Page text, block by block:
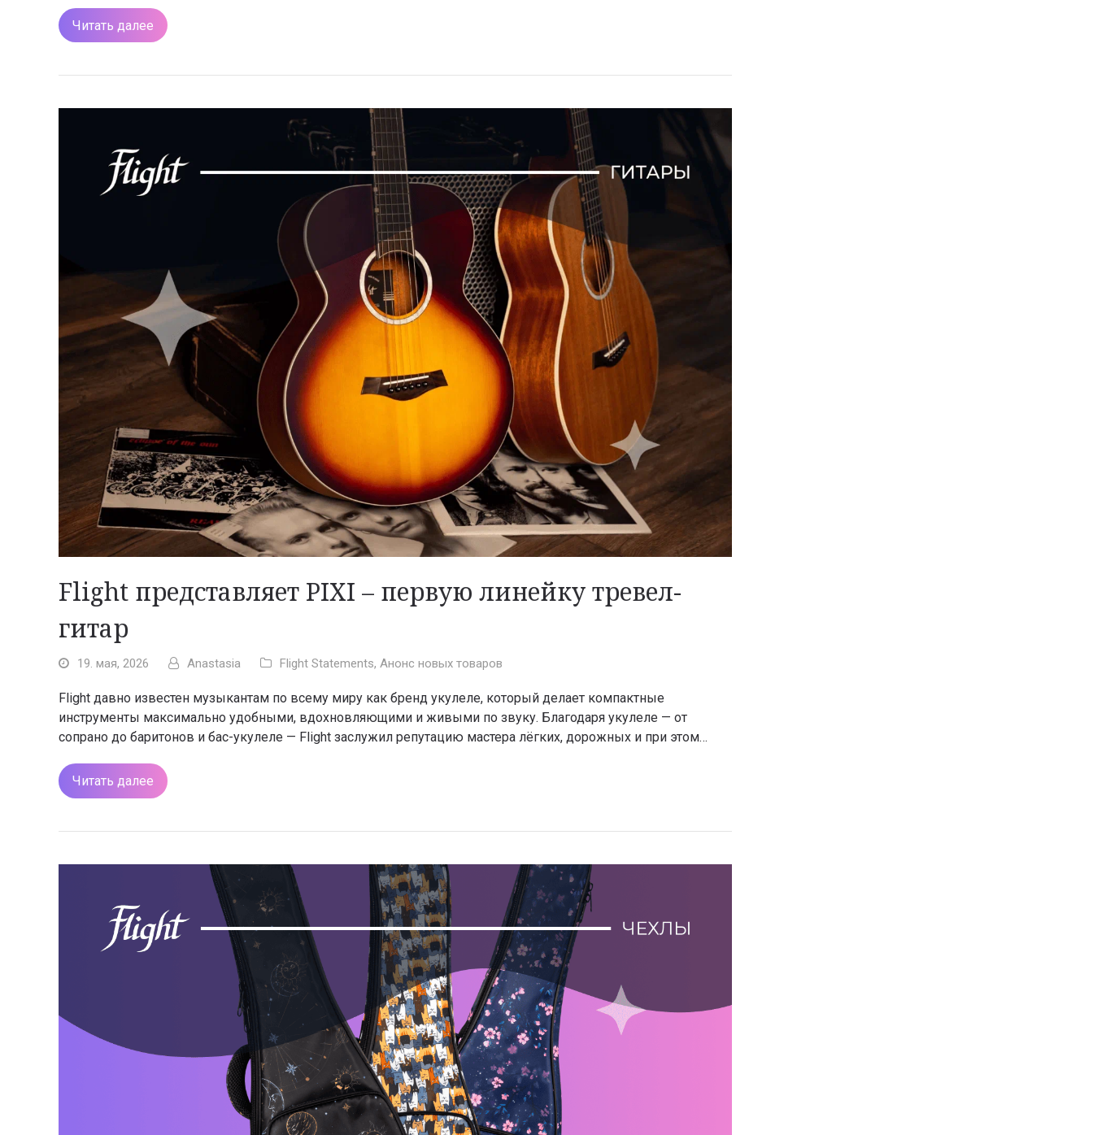
Читать далее
Flight представляет PIXI – первую линейку тревел-
гитар
19. мая, 2026 Anastasia Flight Statements, Анонс новых товаров
Flight давно известен музыкантам по всему миру как бренд укулеле, который делает компактные
инструменты максимально удобными, вдохновляющими и живыми по звуку. Благодаря укулеле — от
сопрано до баритонов и бас-укулеле — Flight заслужил репутацию мастера лёгких, дорожных и при этом…
Читать далее